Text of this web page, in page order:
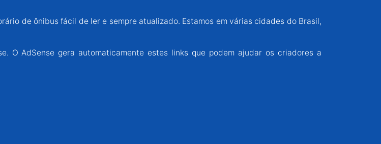
de ônibus fácil de ler e sempre atualizado. Estamos em várias cidades do Brasil,
O AdSense gera automaticamente estes links que podem ajudar os criadores a